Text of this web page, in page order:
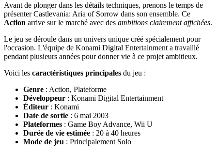
Avant de plonger dans les détails techniques, prenons le temps de
présenter Castlevania: Aria of Sorrow dans son ensemble. Ce
Action arrive sur le marché avec des ambitions clairement affichées.
Le jeu se déroule dans un univers unique créé spécialement pour
l'occasion. L'équipe de Konami Digital Entertainment a travaillé
pendant plusieurs années pour donner vie à ce projet ambitieux.
Voici les caractéristiques principales du jeu :
Genre : Action, Plateforme
Développeur : Konami Digital Entertainment
Éditeur : Konami
Date de sortie : 6 mai 2003
Plateformes : Game Boy Advance, Wii U
Durée de vie estimée : 20 à 40 heures
Mode de jeu : Principalement Solo